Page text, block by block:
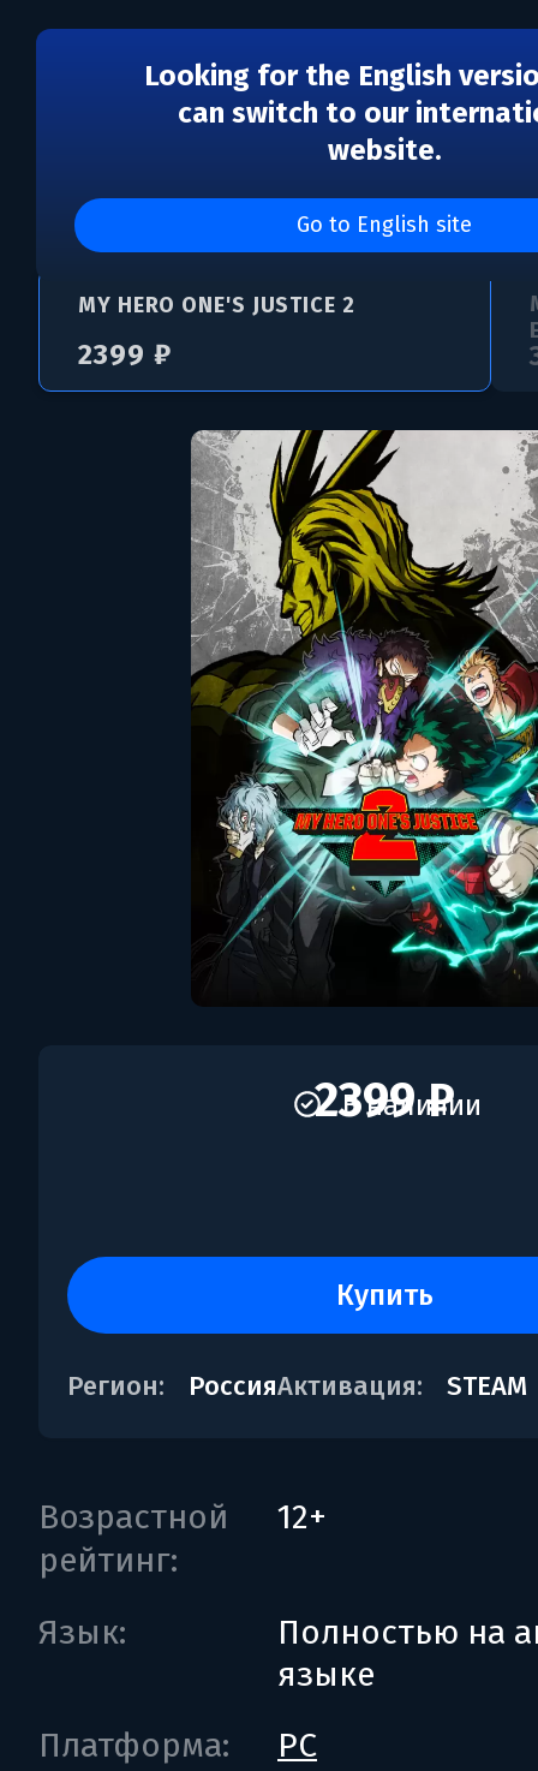
Looking for the English
can switch to our
website.
Go to English site
MY HERO ONE'S
MY HERO ONE'S JUSTICE 2
2399 ₽
2399 ₽
купить
Регион: РоссияАктивация: STEAM
В наличии
Возрастной
рейтинг:
12+
Язык:
Полностью на
языке
Платформа:
PC